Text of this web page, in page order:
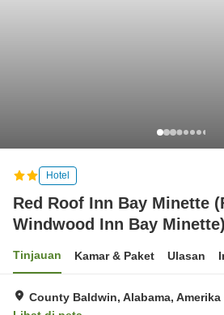
Hotel
Red Roof Inn Bay Minette
Windwood Inn Bay Minette)
Tinjauan Kamar & Paket Ulasan
County Baldwin, Alabama, Amerika